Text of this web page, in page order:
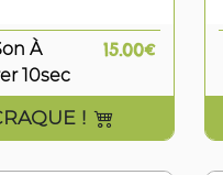
À
10sec
15.00€
!